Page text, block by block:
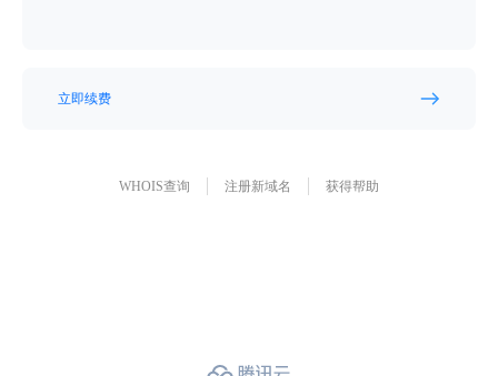
立即续费
WHOIS查询 注册新域名 获得帮助